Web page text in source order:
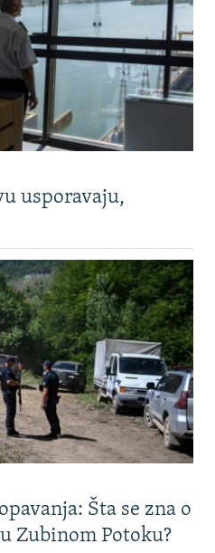
usporavaju,
Šta se zna o
Zubinom Potoku?